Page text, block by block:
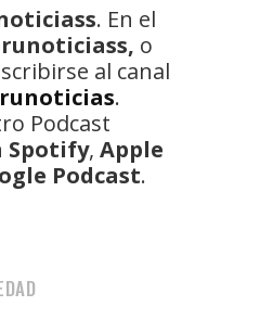
. En el
o
al canal
.
Podcast
Spotify, Apple
Podcast.